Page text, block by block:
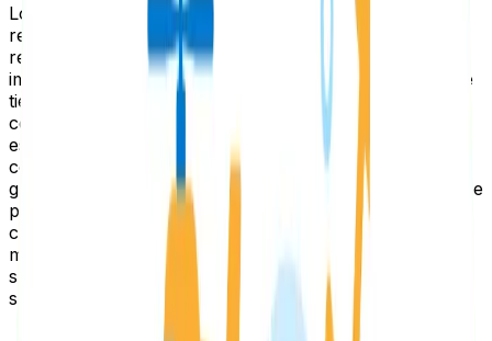
Los títulos y descripciones que observamos en los
resultados de búsqueda de Google tienen gran
relevancia, aunque usualmente se les da mayor
importancia de la que realmente tienen. Por ejemplo, se
tiende a pensar que un título de hasta 60 caracteres
contribuye por sí solo al SEO, pero realmente esto no
es así, lo que realmente hace que mejore el SEO es la
contribución al CTR en las SERPs, ya que por lo
general, los usuarios hacen más clics en un título que se
puede leer completamente y no en uno que queda
cortado. Con las descripciones ocurre básicamente lo
mismo, solo que los carácteres ahora pueden llegar a
ser hasta 140. Algunos tips para lograr un buen título
son: